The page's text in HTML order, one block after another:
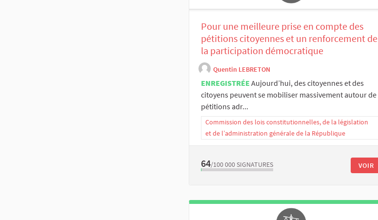
Pour une meilleure prise en compte des
pétitions citoyennes et un renforcement de
la participation démocratique
Quentin LEBRETON
ENREGISTRÉE Aujourd’hui, des citoyennes et des
citoyens peuvent se mobiliser massivement autour de
pétitions adr...
Commission des lois constitutionnelles, de la législation
et de l’administration générale de la République
64/100 000 SIGNATURES VOIR